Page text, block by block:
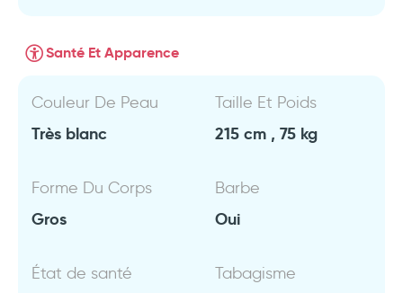
Santé Et Apparence
Couleur De Peau
Très blanc
Taille Et Poids
215 cm , 75 kg
Forme Du Corps
Gros
Barbe
Oui
État de santé Tabagisme